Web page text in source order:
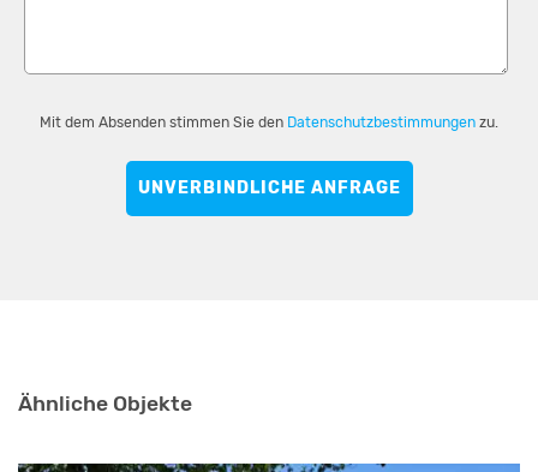
Mit dem Absenden stimmen Sie den Datenschutzbestimmungen zu.
UNVERBINDLICHE ANFRAGE
Ähnliche Objekte